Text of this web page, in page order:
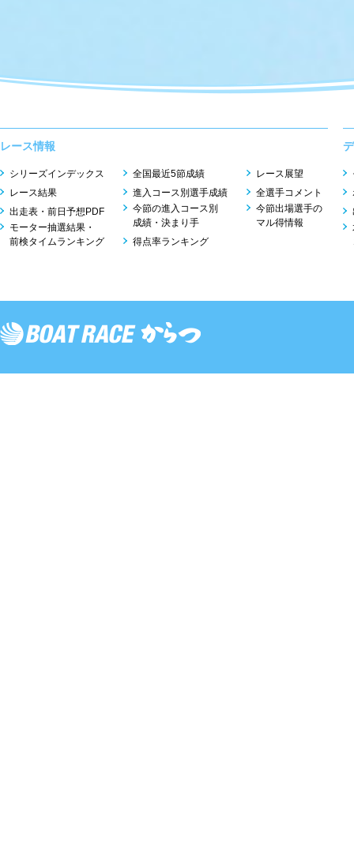
レース情報
シリーズインデックス
レース結果
出走表・前日予想PDF
モーター抽選結果・
前検タイムランキング
全国最近5節成績
進入コース別選手成績
今節の進入コース別
成績・決まり手
得点率ランキング
レース展望
全選手コメント
今節出場選手の
マル得情報